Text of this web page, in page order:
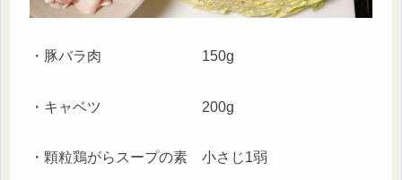
・豚バラ肉 150g
・キャベツ 200g
・顆粒鶏がらスープの素 小さじ1弱